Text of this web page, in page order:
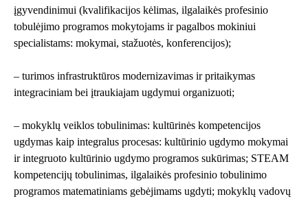
įgyvendinimui (kvalifikacijos kėlimas, ilgalaikės profesinio
tobulėjimo programos mokytojams ir pagalbos mokiniui
specialistams: mokymai, stažuotės, konferencijos);
– turimos infrastruktūros modernizavimas ir pritaikymas
integraciniam bei įtraukiajam ugdymui organizuoti;
– mokyklų veiklos tobulinimas: kultūrinės kompetencijos
ugdymas kaip integralus procesas: kultūrinio ugdymo mokymai
ir integruoto kultūrinio ugdymo programos sukūrimas; STEAM
kompetencijų tobulinimas, ilgalaikės profesinio tobulinimo
programos matematiniams gebėjimams ugdyti; mokyklų vadovų